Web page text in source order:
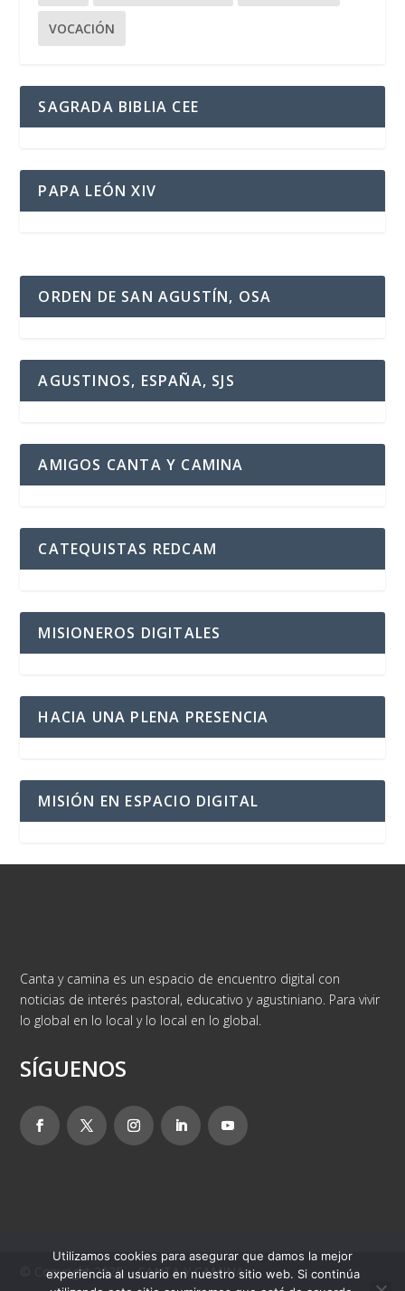
VOCACIÓN
SAGRADA BIBLIA CEE
PAPA LEÓN XIV
ORDEN DE SAN AGUSTÍN, OSA
AGUSTINOS, ESPAÑA, SJS
AMIGOS CANTA Y CAMINA
CATEQUISTAS REDCAM
MISIONEROS DIGITALES
HACIA UNA PLENA PRESENCIA
MISIÓN EN ESPACIO DIGITAL
Canta y camina es un espacio de encuentro digital con
noticias de interés pastoral, educativo y agustiniano. Para vivir
lo global en lo local y lo local en lo global.
SÍGUENOS
© Copyright 2025 – CANTA Y CAMINA
Utilizamos cookies para asegurar que damos la mejor
experiencia al usuario en nuestro sitio web. Si continúa